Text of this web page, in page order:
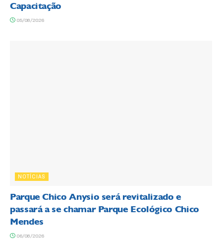
Capacitação
05/08/2026
NOTÍCIAS
Parque Chico Anysio será revitalizado e
passará a se chamar Parque Ecológico Chico
Mendes
06/08/2026